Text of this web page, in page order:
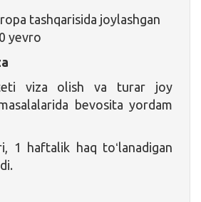
tashqarisida joylashgan
yevro
viza olish va turar joy
bevosita yordam
1 haftalik haq toʻlanadigan